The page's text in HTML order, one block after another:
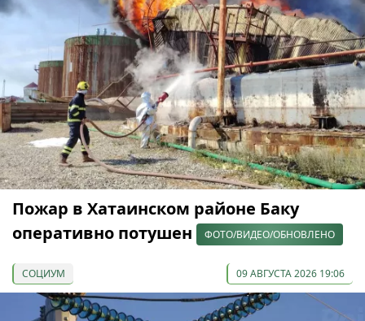
Пожар в Хатаинском районе Баку
оперативно потушен
ФОТО/ВИДЕО/ОБНОВЛЕНО
СОЦИУМ 09 АВГУСТА 2026 19:06